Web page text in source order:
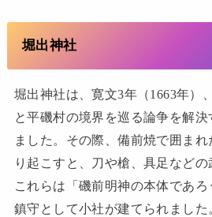
堀出神社
堀出神社は、寛文3年（1663年）
と平磯村の境界を巡る論争を解
ました。その際、備前焼で囲ま
り起こすと、刀や槍、具足などの
これらは「磯前明神の本体であ
鎮守として小社が建てられまし